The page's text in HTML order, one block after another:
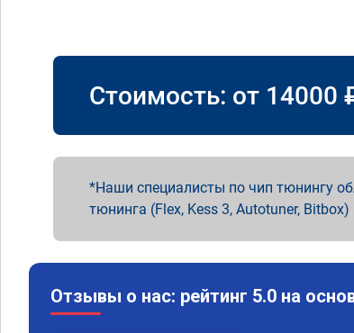
Стоимость: от 14000
Наши специалисты по чип тюнингу
тюнинга (Flex, Kess 3, Autotuner,
Отзывы о нас: рейтинг 5.0 на